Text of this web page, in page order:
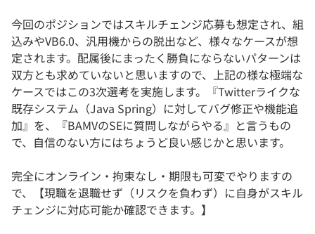
今回のポジションではスキルチェンジ応募も想定され、組
込みやVB6.0、汎用機からの脱出など、様々なケースが想
定されます。配属後にまったく勝負にならないパターンは
双方とも求めていないと思いますので、上記の様な極端な
ケースではこの3次選考を実施します。『Twitterライクな
既存システム（Java Spring）に対してバグ修正や機能追
加』を、『BAMVのSEに質問しながらやる』と言うもの
で、自信のない方にはちょうど良い感じかと思います。
完全にオンライン・拘束なし・期限も可変でやりますの
で、【現職を退職せず（リスクを負わず）に自身がスキル
チェンジに対応可能か確認できます。】